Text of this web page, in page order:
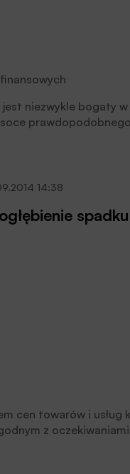
niezwykle bogaty
14:38
cen towarów i
z